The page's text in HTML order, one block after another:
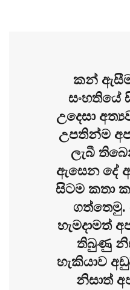
කන්
සංහතියේ
උදෙසා
උපතින්ම
ලැබී
ඇසෙන දේ
සිටම කතා
ගත්තෙමු.
හැමදාමත්
තිබුණු
හැකියාව
නිසාත්